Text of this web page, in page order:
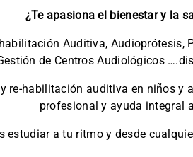
¿Te apasiona el bienestar y la
Auditiva,
de Centros Audiológicos
re-habilitación auditiva en niños
profesional y ayuda integral
a tu ritmo y desde